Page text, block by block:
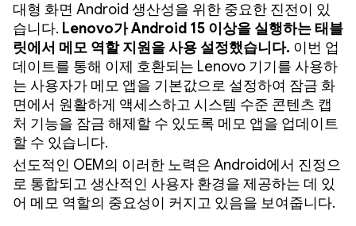
대형 화면 Android 생산성을 위한 중요한 진전이 있
습니다. Lenovo가 Android 15 이상을 실행하는 태블
릿에서 메모 역할 지원을 사용 설정했습니다. 이번 업
데이트를 통해 이제 호환되는 Lenovo 기기를 사용하
는 사용자가 메모 앱을 기본값으로 설정하여 잠금 화
면에서 원활하게 액세스하고 시스템 수준 콘텐츠 캡
처 기능을 잠금 해제할 수 있도록 메모 앱을 업데이트
할 수 있습니다.
선도적인 OEM의 이러한 노력은 Android에서 진정으
로 통합되고 생산적인 사용자 환경을 제공하는 데 있
어 메모 역할의 중요성이 커지고 있음을 보여줍니다.